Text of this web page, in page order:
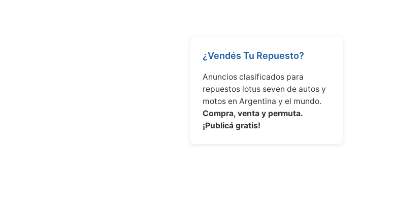
¿Vendés Tu Repuesto?
Anuncios clasificados para
repuestos lotus seven de autos y
motos en Argentina y el mundo.
Compra, venta y permuta.
¡Publicá gratis!